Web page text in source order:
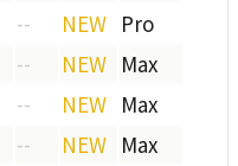
-- NEW Pro
-- NEW Max
-- NEW Max
-- NEW Max